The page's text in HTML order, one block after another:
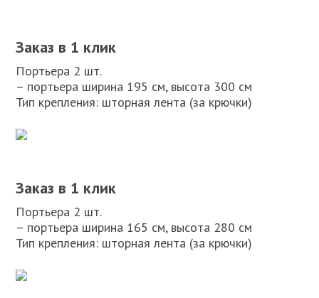
Заказ в 1 клик
Портьера 2 шт.
– портьера ширина 195 см, высота 300 см
Тип крепления: шторная лента (за крючки)
Заказ в 1 клик
Портьера 2 шт.
– портьера ширина 165 см, высота 280 см
Тип крепления: шторная лента (за крючки)